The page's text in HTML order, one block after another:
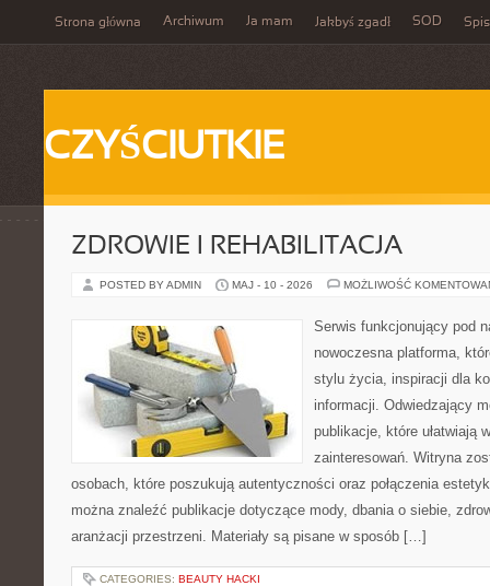
Strona główna Archiwum Ja mam Jakbyś zgadł SOD
CZYŚCIUTKIE
ZDROWIE I REHABILITACJA
POSTED BY ADMIN MAJ - 10 - 2026 MOŻLIWOŚĆ
Serwis funkcjonujący pod
nowoczesna platforma,
stylu życia, inspiracji dla
informacji. Odwiedzający
publikacje, które ułatwiają
zainteresowań. Witryna
osobach, które poszukują autentyczności oraz połączenia
można znaleźć publikacje dotyczące mody, dbania o siebie,
aranżacji przestrzeni. Materiały są pisane w sposób […]
CATEGORIES: BEAUTY HACKI